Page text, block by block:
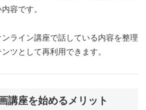
容です。
ライン講座で話している内容を整理
ツとして再利用できます。
講座を始めるメリット